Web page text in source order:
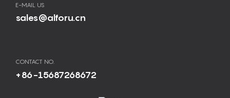
E-MAIL US
sales@alforu.cn
CONTACT NO.
+86-15687268672